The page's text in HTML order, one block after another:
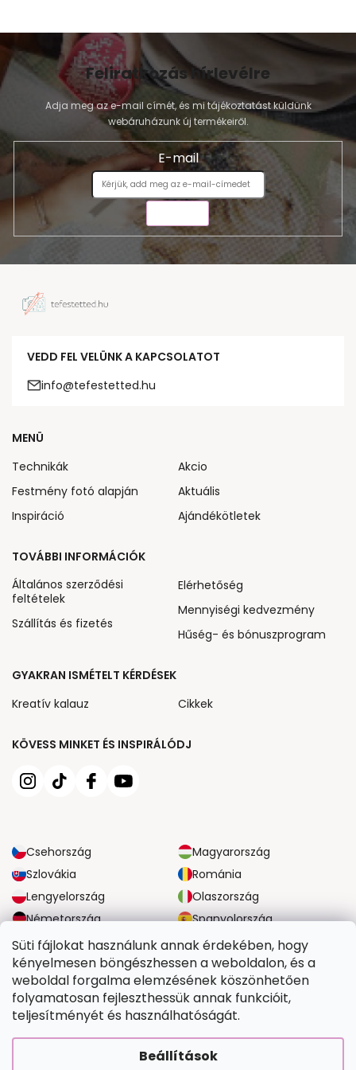
Süti fájlokat használunk annak érdekében, hogy
kényelmesen böngészhessen a weboldalon, és a
weboldal forgalma elemzésének köszönhetően
folyamatosan fejleszthessük annak funkcióit,
teljesítményét és használhatóságát.
Beállítások
Feliratkozás hírlevélre
Adja meg az e-mail címét, és mi tájékoztatást küldünk
webáruházunk új termékeiről.
E-mail
VEDD FEL VELÜNK A KAPCSOLATOT
info@tefestetted.hu
KÖVESS MINKET ÉS INSPIRÁLÓDJ
Csehország
Magyarország
Szlovákia
Románia
Lengyelország
Olaszország
Németország
Spanyolország
Nagy-Britannia
Ausztria
MENÜ
Technikák
Festmény fotó alapján
Inspiráció
Akcio
Aktuális
Ajándékötletek
TOVÁBBI INFORMÁCIÓK
Általános szerződési
feltételek
Szállítás és fizetés
Elérhetőség
Mennyiségi kedvezmény
Hűség- és bónuszprogram
GYAKRAN ISMÉTELT KÉRDÉSEK
Kreatív kalauz
Cikkek
MEGBÍZHATÓ SZÁLLÍTÁSI LEHETŐSÉGEK
BIZTONSÁGOS FIZETÉSI LEHETŐSÉGEK